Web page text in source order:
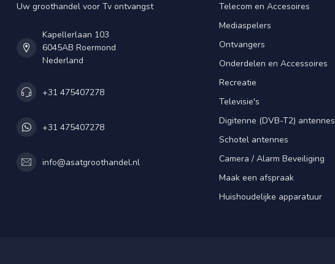
Uw groothandel voor Tv ontvangst
Kapellerlaan 103
6045AB Roermond
Nederland
+31 475407278
+31 475407278
info@asatgroothandel.nl
Telecom en Accesoires
Mediaspelers
Ontvangers
Onderdelen en Accessoires
Recreatie
Televisie's
Digitenne (DVB-T2) antennes
Schotel antennes
Camera / Alarm Beveiliging
Maak een afspraak
Huishoudelijke apparatuur